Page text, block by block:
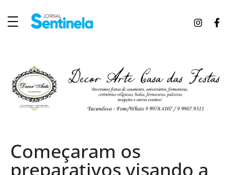
Começaram os
preparativos visando a